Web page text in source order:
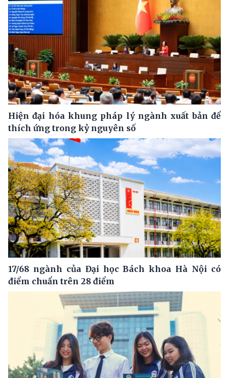
Hiện đại hóa khung pháp lý ngành xuất bản để
thích ứng trong kỷ nguyên số
17/68 ngành của Đại học Bách khoa Hà Nội có
điểm chuẩn trên 28 điểm